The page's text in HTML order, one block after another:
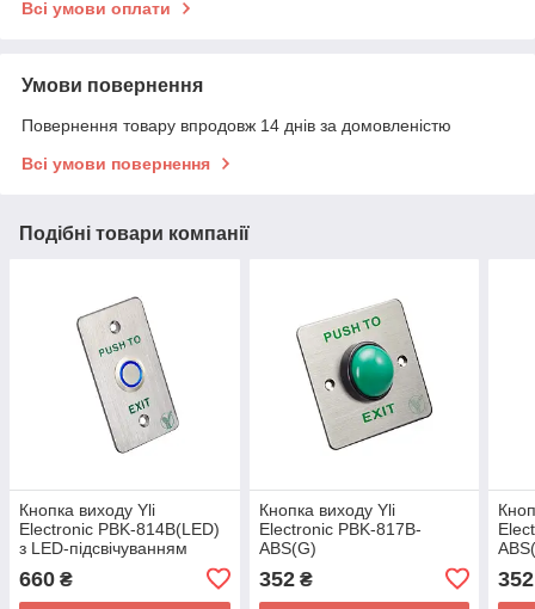
Всі умови оплати
Умови повернення
Повернення товару впродовж 14 днів за домовленістю
Всі умови повернення
Подібні товари компанії
Кнопка виходу Yli
Electronic PBK-814B(LED)
з LED-підсвічуванням
660 ₴
Кнопка виходу Yli
Electronic PBK-817B-
ABS(G)
352₴ 352